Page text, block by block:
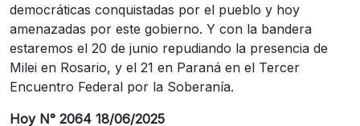
democráticas conquistadas por el pueblo y hoy
amenazadas por este gobierno. Y con la bandera
estaremos el 20 de junio repudiando la presencia de
Milei en Rosario, y el 21 en Paraná en el Tercer
Encuentro Federal por la Soberanía.
Hoy N° 2064 18/06/2025